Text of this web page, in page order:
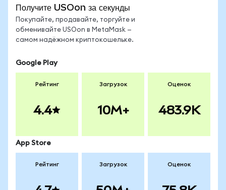
Получите USOon за секунды
Покупайте, продавайте, торгуйте и
обменивайте USOon в MetaMask —
самом надёжном криптокошельке.
Google Play
Рейтинг
4.4
Загрузок
10M+
Оценок
483.9K
App Store
Рейтинг Загрузок Оценок